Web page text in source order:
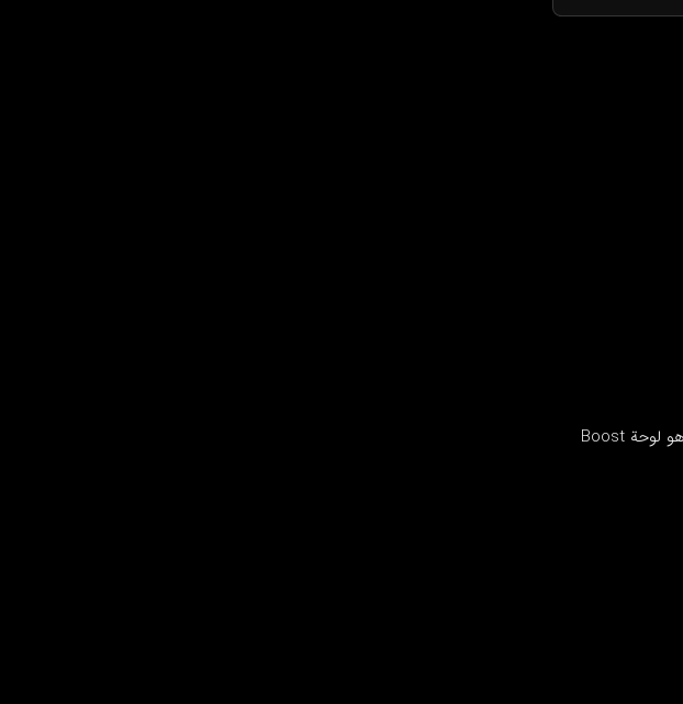
كقاعدة تقريبية، تحتاج القنوات إلى حوالي 4 Boost لكل 1000 مشترك لكل مستوى. المصدر الأدق هو لوحة Boost